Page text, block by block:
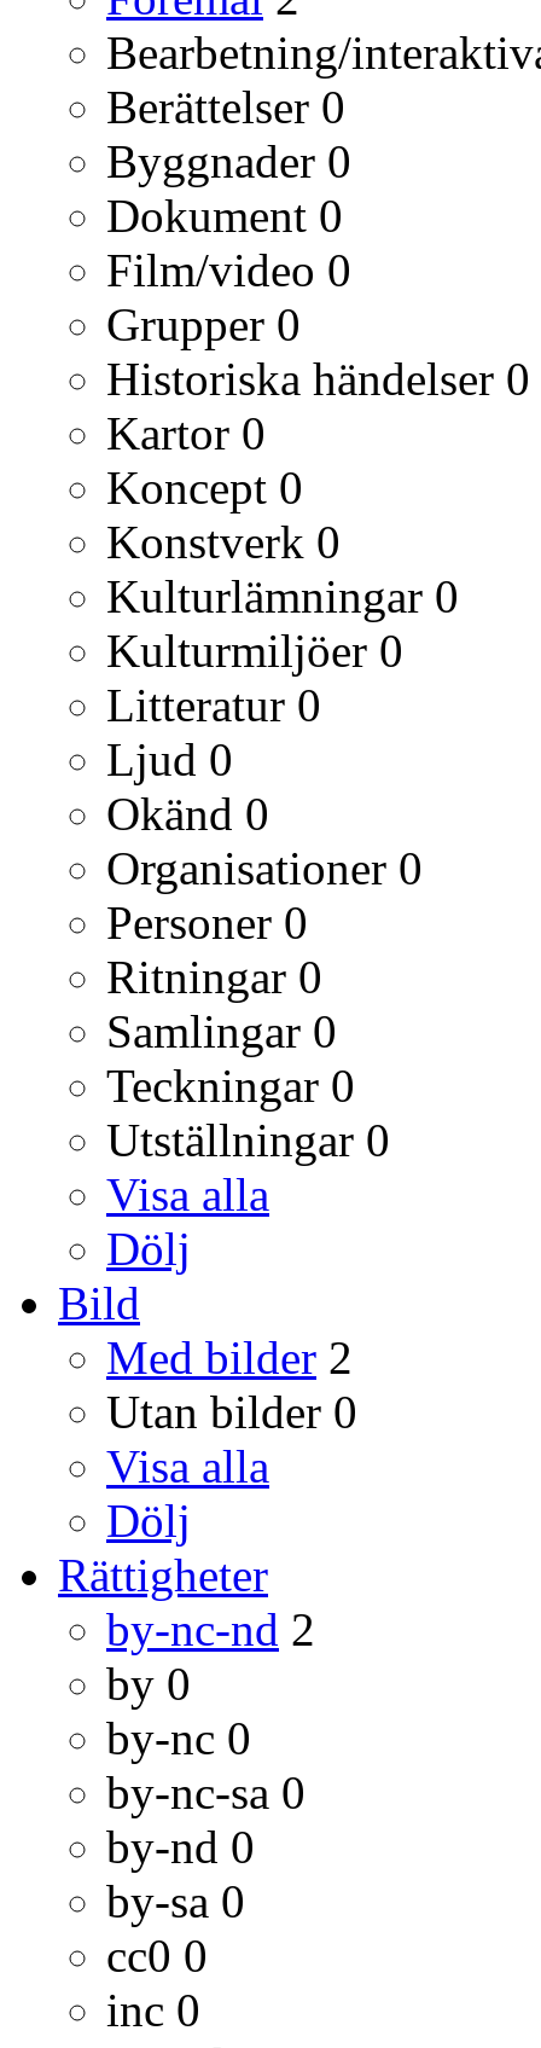
Bearbetning/
Berättelser 0
Byggnader 0
Dokument 0
Film/video 0
Grupper 0
Historiska händelser 0
Kartor 0
Koncept 0
Konstverk 0
Kulturlämningar 0
Kulturmiljöer 0
Litteratur 0
Ljud 0
Okänd 0
Organisationer 0
Personer 0
Ritningar 0
Samlingar 0
Teckningar 0
Utställningar 0
Visa alla
Dölj
Bild
Med bilder 2
Utan bilder 0
Visa alla
Dölj
Rättigheter
by-nc-nd 2
by 0
by-nc 0
by-nc-sa 0
by-nd 0
by-sa 0
cc0 0
inc 0